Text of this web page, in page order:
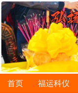
首页 福运科仪